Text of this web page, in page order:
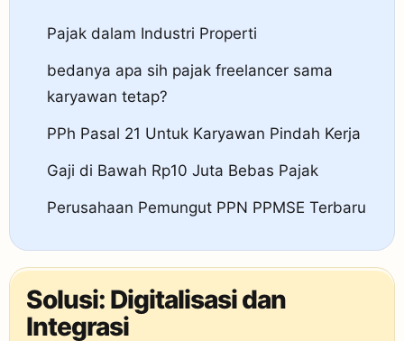
Pajak dalam Industri Properti
bedanya apa sih pajak freelancer sama
karyawan tetap?
PPh Pasal 21 Untuk Karyawan Pindah Kerja
Gaji di Bawah Rp10 Juta Bebas Pajak
Perusahaan Pemungut PPN PPMSE Terbaru
Solusi: Digitalisasi dan
Integrasi